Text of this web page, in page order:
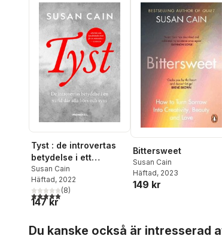
Tyst : de introvertas
betydelse i ett
samhälle där alla hörs
och syns
Susan Cain
Häftad, 2022
4,9utav 5 stjärnor. Totalt antal röster:
(8)
147 kr
Bittersweet
Susan Cain
Häftad, 2023
149 kr
Du kanske också är intresserad